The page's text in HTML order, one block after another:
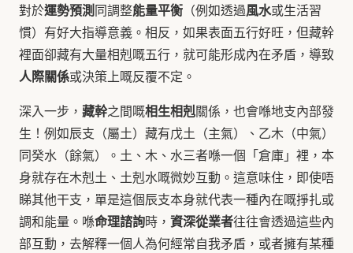
對於運勢預測同調整能量平衡 （例如透過風水或生活習
慣）有好大指導意義。相反，如果表面五行好旺，但藏幹
裡面卻藏有大量相剋嘅五行，就可能形成內在矛盾，導致
人際關係或決策上嘅反覆不定。
深入一步， 藏幹之間嘅相生相剋關係，也會喺地支內部發
生！例如辰支（屬土）藏有戊土（主氣）、乙木（中氣）
同癸水（餘氣）。土、木、水三者喺一個「倉庫」裡，本
身就存在木剋土、土剋水嘅微妙互動。這意味住，即使唔
睇其他干支，單是這個辰支本身就代表一種內在嘅掙扎或
調和能量。喺命理諮詢時， 資深從業者往往會透過這些內
部互動，去解釋一個人為何經常自我矛盾，或者擁有某種